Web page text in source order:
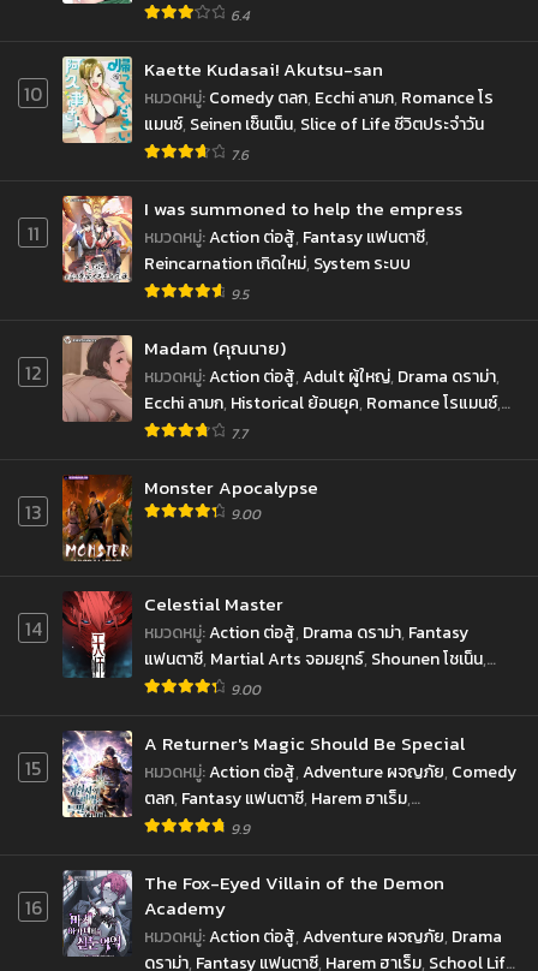
ตอนที่ 9
ตุลาคม 15, 2022
ตอนที่ 8
ตุลาคม 15, 2022
ตอนที่ 5
ตุลาคม 15, 2022
ตอนที่ 4
ตุลาคม 15, 2022
ตุลาคม 15, 2022 ตุลาคม 15, 2022
ตอนที่ 1
ตุลาคม 15, 2022
6.4
10
Kaette Kudasai! Akutsu-san
หมวดหมู่:Comedy ตลก, Ecchi ลามก, Romance โร
แมนซ์, Seinen เซ็นเน็น, Slice of Life ชีวิตประจำวัน
7.6
11
I was summoned to help the empress
หมวดหมู่:Action ต่อสู้, Fantasy แฟนตาซี,
Reincarnation เกิดใหม่, System ระบบ
9.5
12
Madam (คุณนาย)
หมวดหมู่:Action ต่อสู้,Adult ผู้ใหญ่, Drama ดราม่า,
Ecchi ลามก, Historical ย้อนยุค, Romance โรแมนซ์,
Seinen เซ็นเน็น
7.7
13
Monster Apocalypse
9.00
14
Celestial Master
หมวดหมู่:Action ต่อสู้, Drama ดราม่า, Fantasy
แฟนตาซี, Martial Arts จอมยุทธ์, Shounen โชเน็น,
Supernatural เหนือธรรมชาติ
9.00
15
A Returner's Magic Should Be Special
หมวดหมู่:Action ต่อสู้,Adventure ผจญภัย, Comedy
ตลก, Fantasy แฟนตาซี, Harem ฮาเร็ม,
Reincarnation เกิดใหม่
9.9
16
The Fox-Eyed Villain of the Demon
Academy
หมวดหมู่:Action ต่อสู้,Adventure ผจญภัย, Drama
ดราม่า, Fantasy แฟนตาซี, Harem ฮาเร็ม, School Life